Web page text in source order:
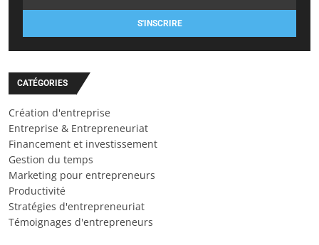
S'INSCRIRE
CATÉGORIES
Création d'entreprise
Entreprise & Entrepreneuriat
Financement et investissement
Gestion du temps
Marketing pour entrepreneurs
Productivité
Stratégies d'entrepreneuriat
Témoignages d'entrepreneurs